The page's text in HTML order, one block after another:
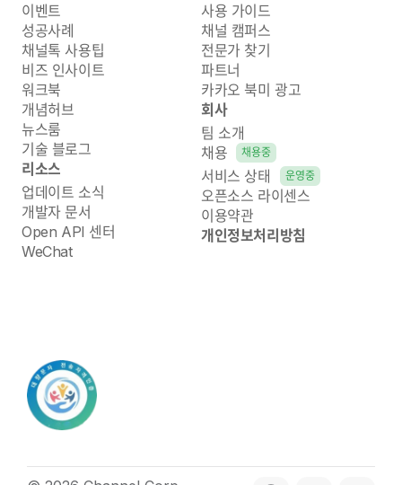
이벤트
성공사례
채널톡 사용팁
비즈 인사이트
워크북
개념허브
뉴스룸
기술 블로그
리소스
업데이트 소식
개발자 문서
Open API 센터
WeChat
사용 가이드
채널 캠퍼스
전문가 찾기
파트너
카카오 북미 광고
회사
팀 소개
채용
채용중
서비스 상태 운영중
오픈소스 라이센스
이용약관
개인정보처리방침